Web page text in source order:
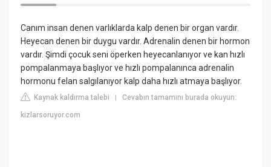
Canım insan denen varlıklarda kalp denen bir organ vardır.
Heyecan denen bir duygu vardır. Adrenalin denen bir hormon
vardır. Şimdi çocuk seni öperken heyecanlanıyor ve kan hızlı
pompalanmaya başlıyor ve hızlı pompalanınca adrenalin
hormonu felan salgılanıyor kalp daha hızlı atmaya başlıyor.
Kaynak kaldırma talebi |Cevabın tamamını burada okuyun:
kizlarsoruyor.com